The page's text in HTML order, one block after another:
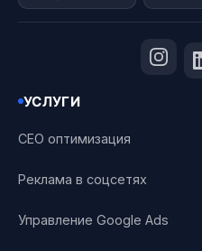
УСЛУГИ
СЕО оптимизация
Реклама в соцсетях
Управление Google Ads